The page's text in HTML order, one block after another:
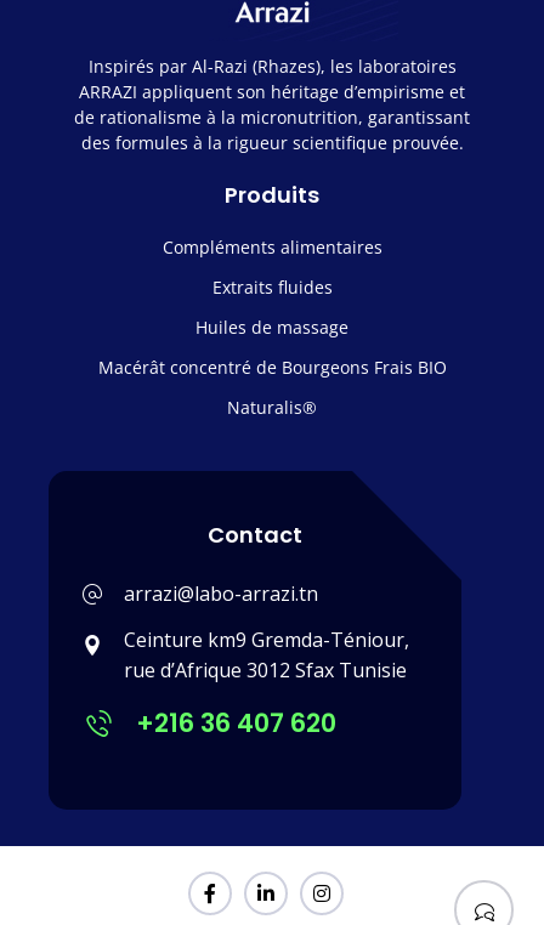
Inspirés par Al-Razi (Rhazes), les laboratoires
ARRAZI appliquent son héritage d’empirisme et
de rationalisme à la micronutrition, garantissant
des formules à la rigueur scientifique prouvée.
Produits
Compléments alimentaires
Extraits fluides
Huiles de massage
Macérât concentré de Bourgeons Frais BIO
Naturalis®
Contact
arrazi@labo-arrazi.tn
Ceinture km9 Gremda-Téniour,
rue d’Afrique 3012 Sfax Tunisie
+216 36 407 620